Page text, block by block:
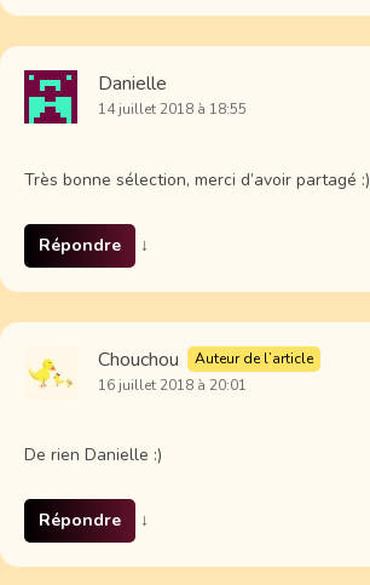
Danielle
14 juillet 2018 à 18:55
Très bonne sélection, merci d’avoir partagé :)
Répondre ↓
Chouchou
Auteur de l’article
16 juillet 2018 à 20:01
De rien Danielle :)
Répondre ↓